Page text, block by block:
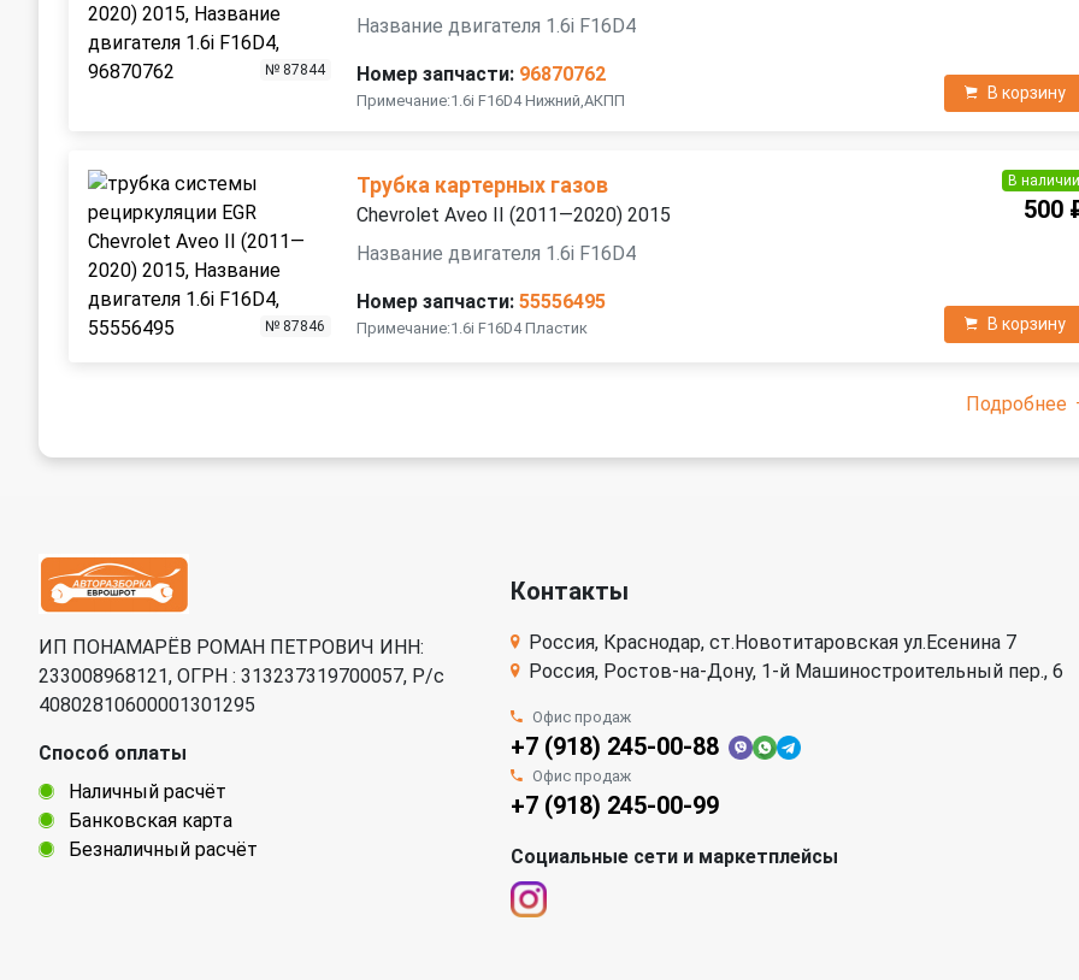
№ 87844
Название двигателя 1.6i F16D4
Номер запчасти: 96870762
Примечание:1.6i F16D4 Нижний,АКПП В корзину
№ 87846
Трубка картерных газов
Chevrolet Aveo II (2011—2020) 2015
Название двигателя 1.6i F16D4
Номер запчасти: 55556495
Примечание:1.6i F16D4 Пластик
В наличии
500
В корзину
Подробнее
ИП ПОНАМАРЁВ РОМАН ПЕТРОВИЧ ИНН:
233008968121, ОГРН : 313237319700057, Р/c
40802810600001301295
Способ оплаты
Наличный расчёт
Банковская карта
Безналичный расчёт
Контакты
Россия, Краснодар, ст.Новотитаровская ул.Есенина 7
Россия, Ростов-на-Дону, 1-й Машиностроительный пер., 6
Офис продаж
+7 (918) 245-00-88
Офис продаж
+7 (918) 245-00-99
Социальные сети и маркетплейсы